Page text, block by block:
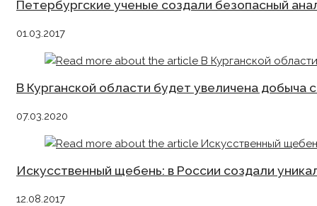
Петербургские ученые создали безопасный
01.03.2017
В Курганской области будет увеличена добыча
07.03.2020
Искусственный щебень: в России создали
12.08.2017